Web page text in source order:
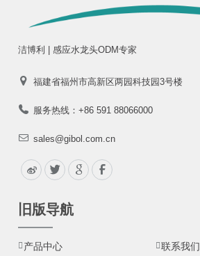
洁博利 | 感应水龙头ODM专家
福建省福州市高新区两园科技园3号楼
服务热线：+86 591 88066000
sales@gibol.com.cn
旧版导航
产品中心 联系我们